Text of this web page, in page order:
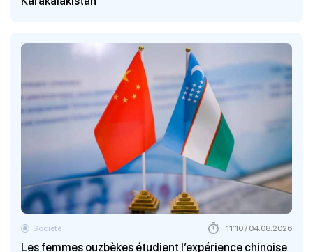
Les femmes ouzbèkes étudient l’expérience chinoise
Société 11:10 / 04.08.2026